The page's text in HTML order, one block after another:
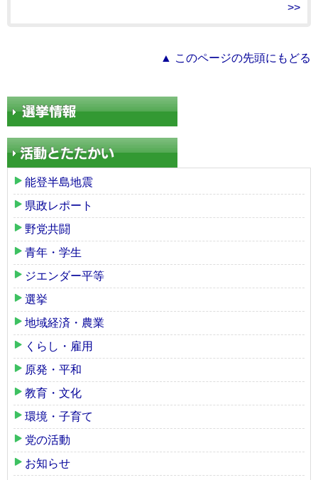
>>
▲ このページの先頭にもどる
能登半島地震
県政レポート
野党共闘
青年・学生
ジエンダー平等
選挙
地域経済・農業
くらし・雇用
原発・平和
教育・文化
環境・子育て
党の活動
お知らせ